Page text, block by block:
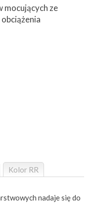
mocujących ze
Kolor RR
nadaje się do